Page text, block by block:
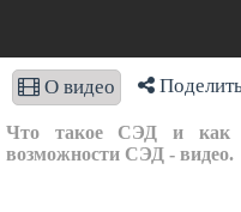
О видео
Что такое СЭД и как
возможности СЭД - видео.